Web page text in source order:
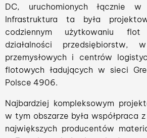
DC, uruchomionych łącznie w
Infrastruktura ta była
codziennym użytkowaniu
działalności przedsiębiorstw,
przemysłowych i centrów
flotowych ładujących w sieci
Polsce 4906.
Najbardziej kompleksowym
w tym obszarze była współpraca
największych producentów